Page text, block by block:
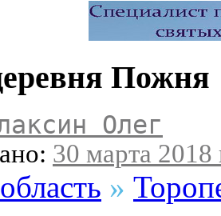
Пожня
Олег
30 марта 2018
»